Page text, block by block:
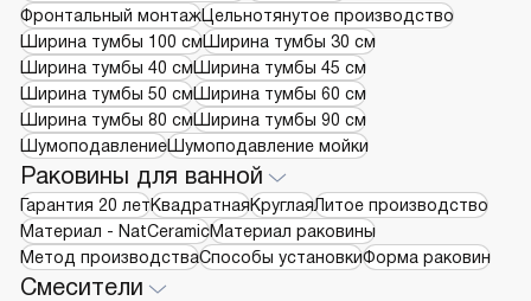
Фронтальный монтажЦельнотянутое производство
Ширина тумбы 100 смШирина тумбы 30 см
Ширина тумбы 40 смШирина тумбы 45 см
Ширина тумбы 50 смШирина тумбы 60 см
Ширина тумбы 80 смШирина тумбы 90 см
ШумоподавлениеШумоподавление мойки
Раковины для ванной
Гарантия 20 летКвадратнаяКруглаяЛитое производство
Материал - NatCeramicМатериал раковины
Метод производстваСпособы установкиФорма раковин
Смесители